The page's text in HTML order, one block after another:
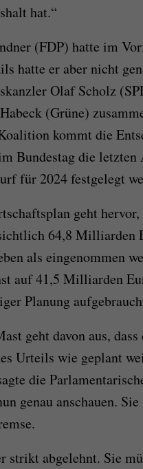
hat.“
(FDP) hatte im
hatte er aber nicht
Olaf Scholz
(Grüne)
kommt die
Bundestag die letzten
für 2024 festgelegt
geht hervor,
64,8
als eingenommen
auf 41,5 Milliarden
Planung
geht davon aus, dass
Urteils wie geplant
die
genau anschauen.
strikt abgelehnt. Sie